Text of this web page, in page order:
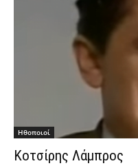
Hθοποιοί
Κοτσίρης Λάμπρος